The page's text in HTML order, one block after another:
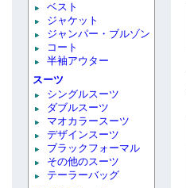
ベスト
ジャケット
ジャンパー・ブルゾン
コート
半袖アウター
スーツ
シングルスーツ
ダブルスーツ
マオカラースーツ
デザインスーツ
ブラックフォーマル
その他のスーツ
テーラーバッグ